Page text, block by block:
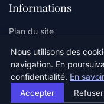
Informations
Plan du site
© 2026 Oz
Nous utilisons des
navigation. En
confidentialité. En
Accepter Refuser